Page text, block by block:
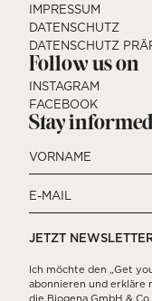
IMPRESSUM
DATENSCHUTZ
DATENSCHUTZ
Follow us on
INSTAGRAM
FACEBOOK
Stay informed
VORNAME
E-MAIL
Ich möchte den „Get
abonnieren und erkläre
die Biogena GmbH &